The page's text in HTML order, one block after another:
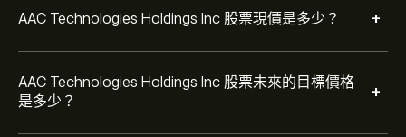
AAC Technologies Holdings Inc 股票現價是多少？ +
AAC Technologies Holdings Inc 股票未來的目標價格
是多少？
+